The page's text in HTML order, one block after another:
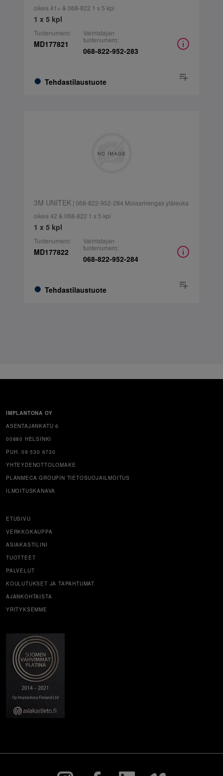
oikea 41+ & 068-822 1 x 5 kpl
1 x 5 kpl
Tuotenumero:
MD177821
Tehdastilaustuote
Valmistajan
tuotenumero:
068-822-952-283
3M UNITEK| 068-822-952-284 Molaarirengas yläleuka
oikea 42 & 068-822 1 x 5 kpl
1 x 5 kpl
Tuotenumero:
MD177822
Tehdastilaustuote
Valmistajan
tuotenumero:
068-822-952-284
IMPLANTONA OY
ASENTAJANKATU 6
00880 HELSINKI
PUH. 09 530 6730
YHTEYDENOTTOLOMAKE
PLANMECA GROUPIN TIETOSUOJAILMOITUS
ILMOITUSKANAVA
ETUSIVU
VERKKOKAUPPA
ASIAKASTILINI
TUOTTEET
PALVELUT
KOULUTUKSET JA TAPAHTUMAT
AJANKOHTAISTA
YRITYKSEMME